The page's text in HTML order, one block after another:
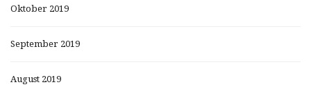
Oktober 2019
September 2019
August 2019